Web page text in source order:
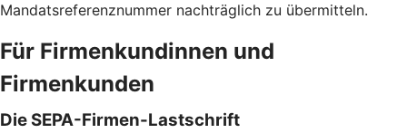
Mandatsreferenznummer nachträglich zu übermitteln.
Für Firmenkundinnen und
Firmenkunden
Die SEPA-Firmen-Lastschrift